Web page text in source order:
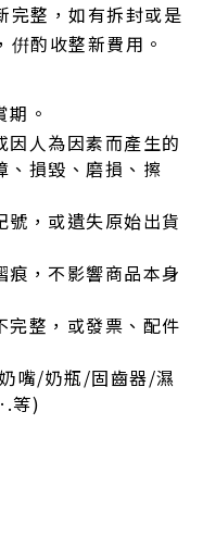
完整，如有拆封或是
酌收整新費用。
。
因人為因素而產生的
、損毀、磨損、擦
號，或遺失原始出貨
痕，不影響商品本身
完整，或發票、配件
嘴/奶瓶/固齒器/濕
等)